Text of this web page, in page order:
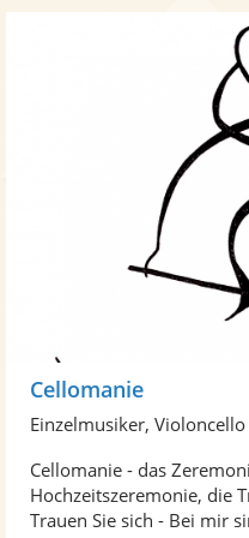
Cellomanie
Einzelmusiker, Violoncello
Cellomanie - das
Hochzeitszeremonie, die
Trauen Sie sich - Bei mir